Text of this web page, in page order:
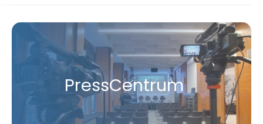
Press​Centrum